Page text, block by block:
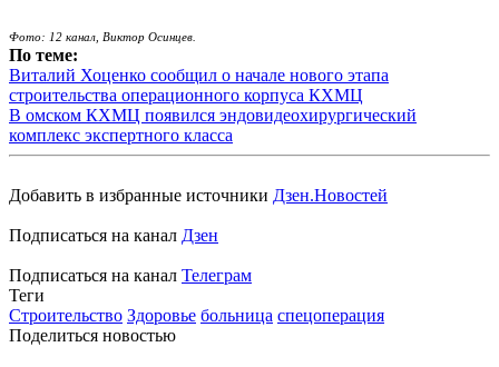
Фото: 12 канал, Виктор Осинцев.
По теме:
Виталий Хоценко сообщил о начале нового этапа
строительства операционного корпуса КХМЦ
В омском КХМЦ появился эндовидеохирургический
комплекс экспертного класса
Добавить в избранные источники Дзен.Новостей
Подписаться на канал Дзен
Подписаться на канал Телеграм
Теги
Строительство Здоровье больница спецоперация
Поделиться новостью